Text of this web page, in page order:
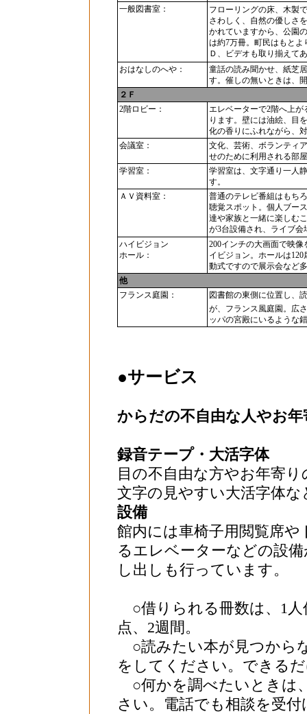
一般図書室：
フローリングの床、木製
さわしく、自然の優しさ
かれていますから、公園
は約7万冊。町民はもと
Ｄ、ビデオも取り揃えて
おはなしのへや：
童話の読み聞かせ、紙芝
す。催しの無いときは、
２Ｆ
2階ロビー：
エレベーターで2階へ上
ります。壁には油絵、目
化の香りにふれながら、
会議室：
文化、芸術、ボランティ
せのために利用される部
学習室：
学習室は、文字通り一人
す。
ＡＶ資料室：
普通のテレビ番組はもち
聴覚スポット。個人ブー
達や家族と一緒に楽しむ
が3台設備され、ライブ
ハイビジョン
ホール：
200インチの大画面で映
イビジョン。ホールは
動式ですので展示会など
他
フランス庭園：
図書館の東側に位置し、
が、フランス風庭園。広
ッパの宮殿にいるような
●サービス
からだの不自由な人やお
録音テープ・大活字体
目の不自由な方やお年寄
文字の見やすい大活字体
設備
館内には車椅子用閲覧席
るエレベーターなどの設
し出しも行っています。
○借りられる冊数は、1人
点、2週間。
○読みたい本が見つから
をしてください。できる
○何かを調べたいときは
さい。電話でも相談を受付